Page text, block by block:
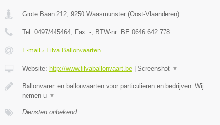
Grote Baan 212 9250 Waasmunster (Oost-Vlaanderen)
Tel: 0497/445464 , Fax: - , BTW-nr: BE 0646.642.778
E-mail › Filva Ballonvaarten
Website: http://www.filvaballonvaart.be | Screenshot ▼
Ballonvaren en ballonvaarten voor particulieren en bedrijven. Wij
nemen u ▼
Diensten onbekend